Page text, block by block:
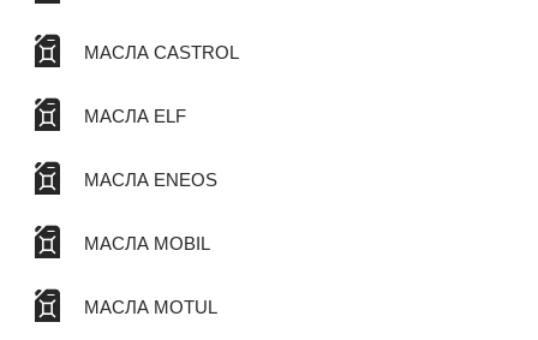
МАСЛА CASTROL
МАСЛА ELF
МАСЛА ENEOS
МАСЛА MOBIL
МАСЛА MOTUL